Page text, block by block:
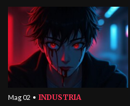
Mag 02 INDUSTRIA